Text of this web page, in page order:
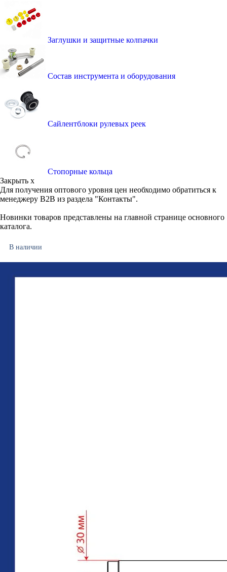
Заглушки и защитные колпачки
Состав инструмента и оборудования
Сайлентблоки рулевых реек
Стопорные кольца
Закрыть x
Для получения оптового уровня цен необходимо обратиться к
менеджеру B2B из раздела "Контакты".
Новинки товаров представлены на главной странице основного
каталога.
В наличии